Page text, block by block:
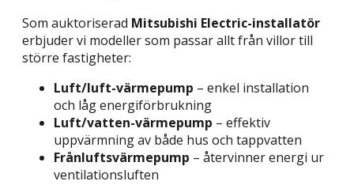
Som auktoriserad Mitsubishi Electric-installatör
erbjuder vi modeller som passar allt från villor till
större fastigheter:
Luft/luft-värmepump – enkel installation
och låg energiförbrukning
Luft/vatten-värmepump – effektiv
uppvärmning av både hus och tappvatten
Frånluftsvärmepump – återvinner energi ur
ventilationsluften